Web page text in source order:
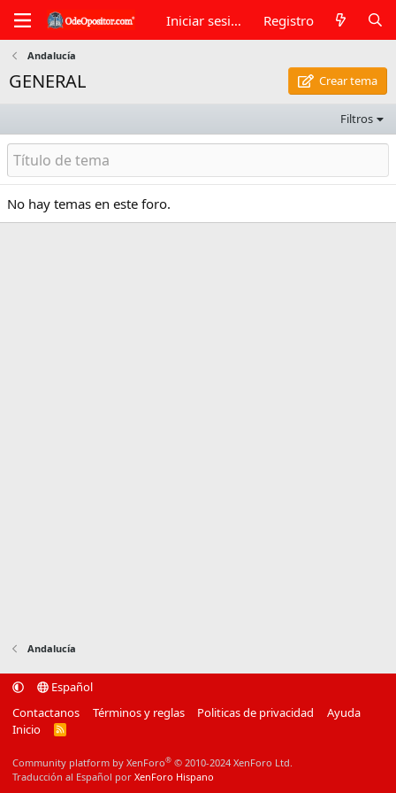
Iniciar sesión Registro
Andalucía
GENERAL Crear tema
Filtros
No hay temas en este foro.
Andalucía
Español
Contactanos
Términos y reglas Politicas de privacidad
Ayuda
Inicio
R
Community platform by XenForo® © 2010-2024 XenForo Ltd.
Traducción al Español por XenForo Hispano